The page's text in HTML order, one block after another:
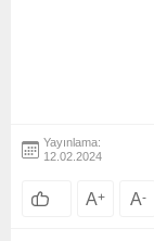
Yayınlama:
12.02.2024
A+ A-